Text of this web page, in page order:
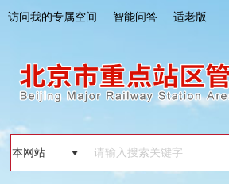
访问我的专属空间 智能问答 适老版